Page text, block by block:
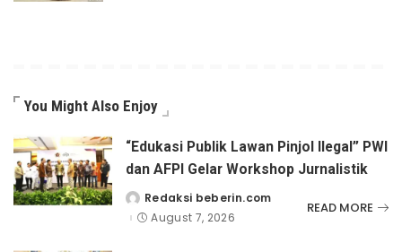
You Might Also Enjoy
“Edukasi Publik Lawan Pinjol Ilegal” PWI
dan AFPI Gelar Workshop Jurnalistik
Posted
by
Redaksi beberin.com
August 7, 2026
READ MORE